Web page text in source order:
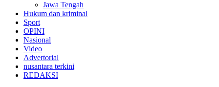
Jawa Tengah
Hukum dan kriminal
Sport
OPINI
Nasional
Video
Advertorial
nusantara terkini
REDAKSI